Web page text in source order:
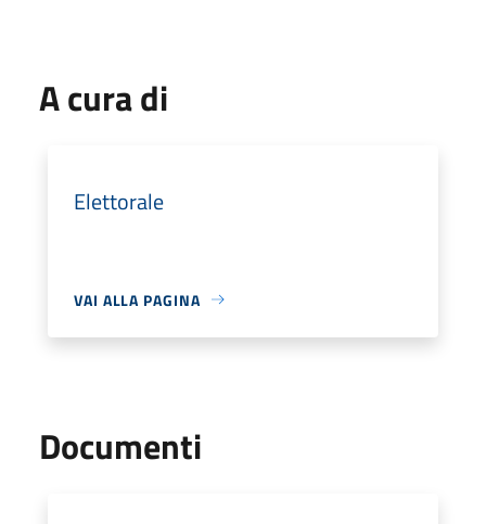
A cura di
Elettorale
VAI ALLA PAGINA
Documenti